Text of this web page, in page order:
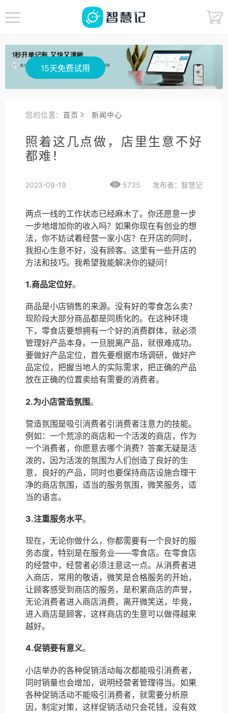
15天免费试用
您的位置：首页 新闻中心
照着这几点做，店里生意不好
都难！
2023-09-19 5735 发布者：智慧记
两点一线的工作状态已经麻木了。你还愿意一步
一步地增加你的收入吗？如果你现在有创业的想
法，你不妨试着经营一家小店？在开店的同时，
我担心生意不好，没有顾客。这里有一些开店的
方法和技巧。我希望我能解决你的疑问！
1.商品定位好。
商品是小店销售的来源。没有好的零食怎么卖？
现阶段大部分商品都是同质化的。在这种环境
下，零食店要想拥有一个好的消费群体，就必须
管理好产品本身。一旦脱离产品，就很难成功。
要做好产品定位，首先要根据市场调研，做好产
品定位，把握当地人的实际需求，把正确的产品
放在正确的位置卖给有需要的消费者。
2.为小店营造氛围。
营造氛围是吸引消费者引消费者注意力的技能。
例如：一个荒凉的商店和一个活泼的商店，作为
一个消费者，你愿意去哪个消费？答案无疑是活
泼的，因为活泼的氛围为人们创造了良好的生
意，良好的产品，同时也要保持商店设施合理干
净的商店氛围，适当的服务氛围，微笑服务，适
当的语言。
3.注重服务水平。
现在，无论你做什么，你都需要有一个良好的服
务态度，特别是在服务业——零食店。在零食店
的经营中，经营者必须注意这一点。从消费者进
入商店，常用的敬语，微笑是合格服务的开始，
让顾客感受到商店的服务，是积累商店的声誉，
无论消费者进入商店消费，离开微笑送，毕竟，
进入商店是顾客，这样商店的生意可以做得越来
越好。
4.促销要有意义。
小店举办的各种促销活动每次都能吸引消费者，
同时销量也会增加，说明经营者管理得当。如果
各种促销活动不能吸引消费者，就需要分析原
因，制定对策，这样促销活动只会花钱，没有效